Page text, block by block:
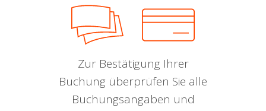
Zur Bestätigung Ihrer
Buchung überprüfen Sie alle
Buchungsangaben und